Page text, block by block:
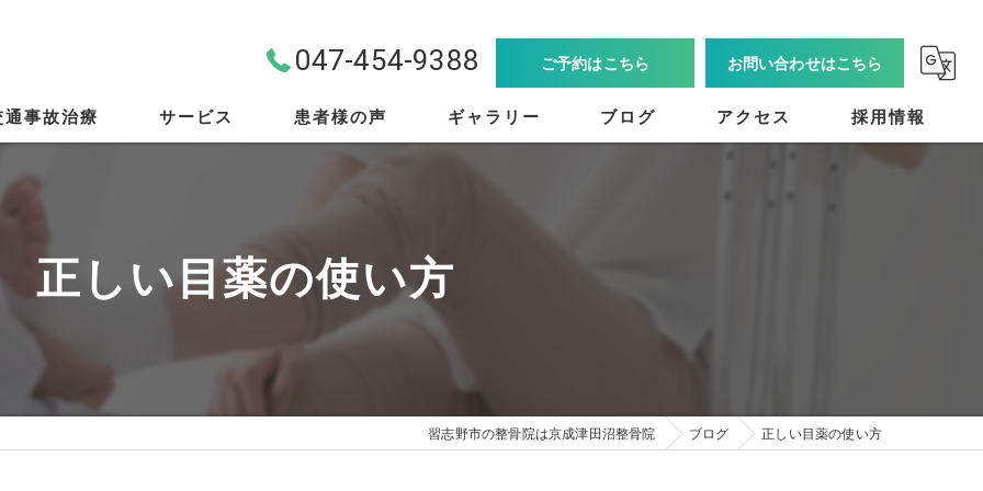
047-454-9388 ご予約はこちら お問い合わせはこちら
通事故治療 サービス
スポーツ外傷
骨盤矯正
患者様の声 ギャラリー ブログ アクセス 採用情報
正しい目薬の使い方
習志野市の整骨院は京成津田沼整骨院 ブログ 正しい目薬の使い方